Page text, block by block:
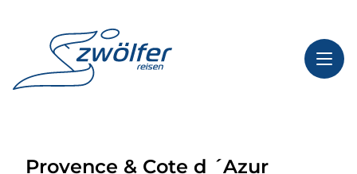
Highlights
Provence & Cote d ´Azur